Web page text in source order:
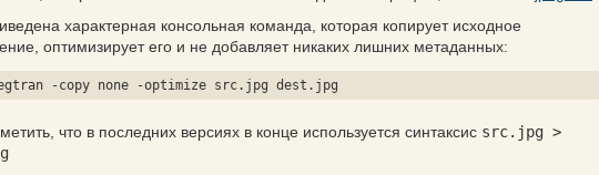
характерная консольная команда, которая копирует исходное
оптимизирует его и не добавляет никаких лишних метаданных:
-copy none -optimize src.jpg dest.jpg
что в последних версиях в конце используется синтаксис src.jpg >